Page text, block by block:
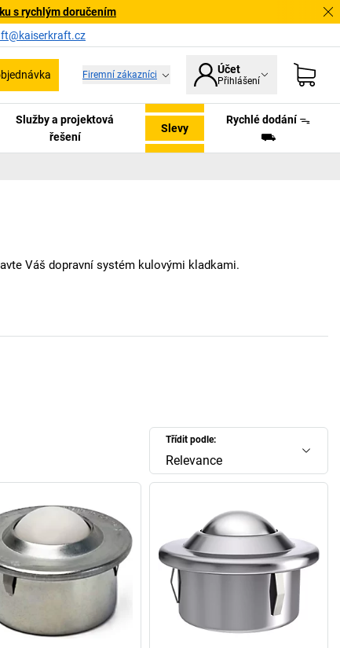
s rychlým doručením
Firemní zákazníci Účet
Přihlášení
Služby a projektová
řešení
Slevy
Rychlé dodání ᯓ
⛟
Váš dopravní systém kulovými kladkami.
Třídit podle:
Relevance